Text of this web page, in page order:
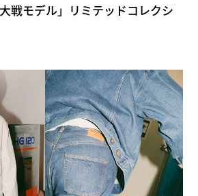
戦モデル」リミテッドコレクシ